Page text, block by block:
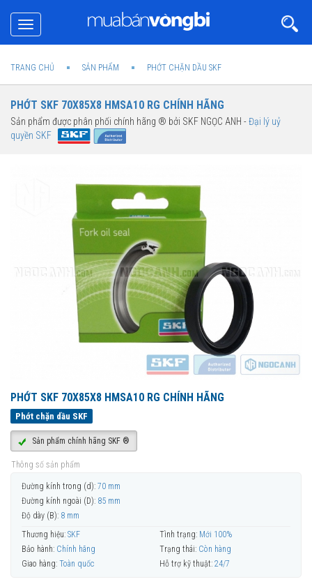
Toggle
navigation
TRANG CHỦ SẢN PHẨM PHỚT CHẶN DẦU SKF
PHỚT SKF 70X85X8 HMSA10 RG CHÍNH HÃNG
Sản phẩm được phân phối chính hãng ® bởi SKF NGỌC ANH -Đại lý uỷ
quyền SKF
PHỚT SKF 70X85X8 HMSA10 RG CHÍNH HÃNG
Phớt chặn dầu SKF
Sản phẩm chính hãng SKF ®
Thông số sản phẩm
Đường kính trong (d): 70 mm
Đường kính ngoài (D): 85 mm
Độ dày (B): 8 mm
Thương hiệu: SKF Tình trạng: Mới 100%
Bảo hành: Chính hãng Trạng thái: Còn hàng
Giao hàng: Toàn quốc Hỗ trợ kỹ thuật: 24/7